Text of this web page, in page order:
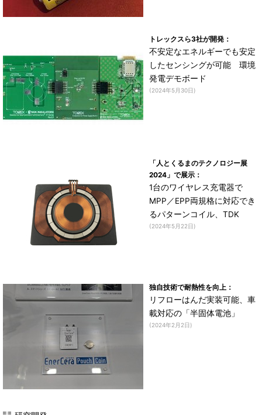
トレックスら3社が開発：
不安定なエネルギーでも安定
したセンシングが可能 環境
発電デモボード
(2024年5月30日)
「人とくるまのテクノロジー展
2024」で展示：
1台のワイヤレス充電器で
MPP／EPP両規格に対応でき
るパターンコイル、TDK
(2024年5月22日)
独自技術で耐熱性を向上：
リフローはんだ実装可能、車
載対応の「半固体電池」
(2024年2月2日)